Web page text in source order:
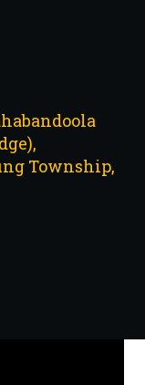
Township,